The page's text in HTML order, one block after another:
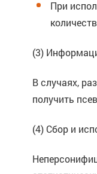
При
(3)
В случаях,
получить
(4) Сбор и